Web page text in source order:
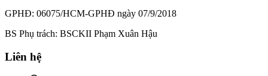
GPHĐ: 06075/HCM-GPHĐ ngày 07/9/2018
BS Phụ trách: BSCKII Phạm Xuân Hậu
Liên hệ